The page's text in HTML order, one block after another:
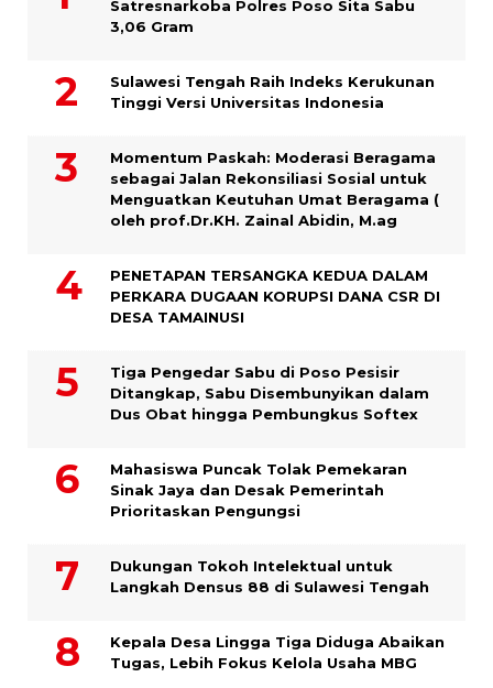
Satresnarkoba Polres Poso Sita Sabu
3,06 Gram
Sulawesi Tengah Raih Indeks Kerukunan
Tinggi Versi Universitas Indonesia
Momentum Paskah: Moderasi Beragama
sebagai Jalan Rekonsiliasi Sosial untuk
Menguatkan Keutuhan Umat Beragama (
oleh prof.Dr.KH. Zainal Abidin, M.ag
PENETAPAN TERSANGKA KEDUA DALAM
PERKARA DUGAAN KORUPSI DANA CSR DI
DESA TAMAINUSI
Tiga Pengedar Sabu di Poso Pesisir
Ditangkap, Sabu Disembunyikan dalam
Dus Obat hingga Pembungkus Softex
Mahasiswa Puncak Tolak Pemekaran
Sinak Jaya dan Desak Pemerintah
Prioritaskan Pengungsi
Dukungan Tokoh Intelektual untuk
Langkah Densus 88 di Sulawesi Tengah
Kepala Desa Lingga Tiga Diduga Abaikan
Tugas, Lebih Fokus Kelola Usaha MBG